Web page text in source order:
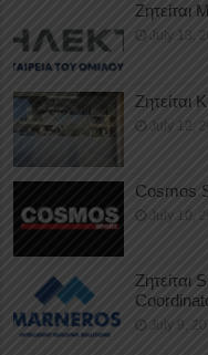
July 13,
Ζητείται
July 12,
Cosmos
July 10,
Ζητείται
July 9,